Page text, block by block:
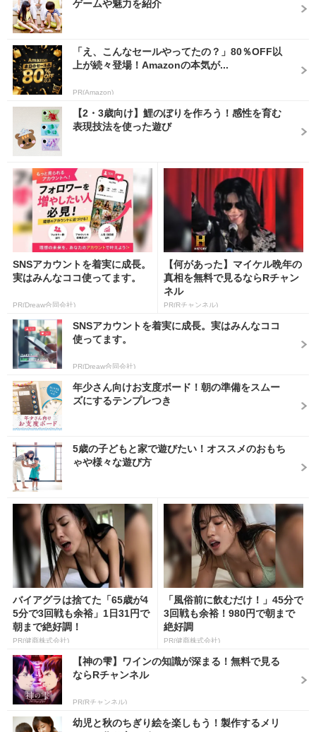
ゲームや魅力を紹介
「え、こんなセールやってたの？」80％OFF以
上が続々登場！Amazonの本気が...
PR(Amazon)
【2・3歳向け】鯉のぼりを作ろう！感性を育む
表現技法を使った遊び
SNSアカウントを着実に成長。
実はみんなココ使ってます。
PR(Dreaw合同会社)
【何があった】マイケル晩年の
真相を無料で見るならRチャン
ネル
PR(Rチャンネル)
SNSアカウントを着実に成長。実はみんなココ
使ってます。
PR(Dreaw合同会社)
年少さん向けお支度ボード！朝の準備をスムー
ズにするテンプレつき
5歳の子どもと家で遊びたい！オススメのおもち
ゃや様々な遊び方
バイアグラは捨てた「65歳が4
5分で3回戦も余裕」1日31円で
朝まで絶好調！
PR(健商株式会社)
「風俗前に飲むだけ！」45分で
3回戦も余裕！980円で朝まで
絶好調
PR(健商株式会社)
【神の雫】ワインの知識が深まる！無料で見る
ならRチャンネル
PR(Rチャンネル)
幼児と秋のちぎり絵を楽しもう！製作するメリ